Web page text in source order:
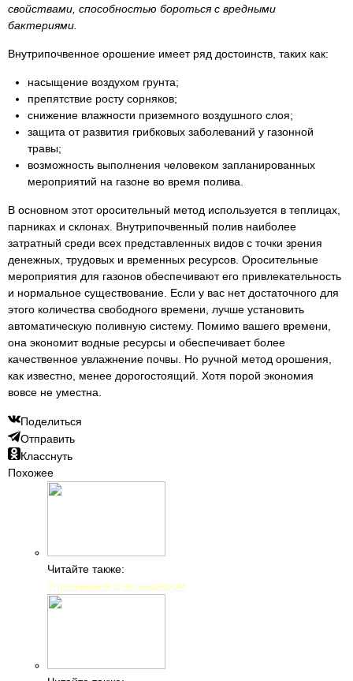
свойствами, способностью бороться с вредными
бактериями.
Внутрипочвенное орошение имеет ряд достоинств, таких как:
насыщение воздухом грунта;
препятствие росту сорняков;
снижение влажности приземного воздушного слоя;
защита от развития грибковых заболеваний у газонной
травы;
возможность выполнения человеком запланированных
мероприятий на газоне во время полива.
В основном этот оросительный метод используется в теплицах,
парниках и склонах. Внутрипочвенный полив наиболее
затратный среди всех представленных видов с точки зрения
денежных, трудовых и временных ресурсов. Оросительные
мероприятия для газонов обеспечивают его привлекательность
и нормальное существование. Если у вас нет достаточного для
этого количества свободного времени, лучше установить
автоматическую поливную систему. Помимо вашего времени,
она экономит водные ресурсы и обеспечивает более
качественное увлажнение почвы. Но ручной метод орошения,
как известно, менее дорогостоящий. Хотя порой экономия
вовсе не уместна.
Поделиться
Отправить
Класснуть
Похожее
Читайте также:
Упражнения с эспандером